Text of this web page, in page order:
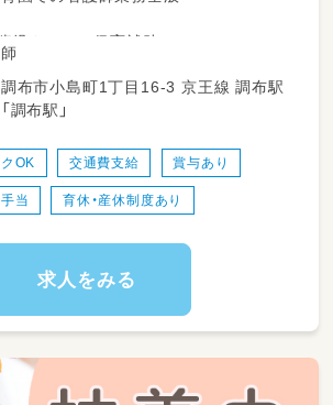
歳児クラスの保育補助
健康管理（各クラスの巡回）
の衛生管理
調不良やケガなどの対応（応急手当な
発生時の病院への付き添い
診（内科・歯科）の補助
の記入、保健だよりの作成など
職員又は嘱託医とのミーティング
園への看護内容に関する助言、ヘルプ
市小島町1丁目16-3 京王線 調布駅
調布駅」
OK 交通費支給 賞与あり
当 育休・産休制度あり
求人をみる